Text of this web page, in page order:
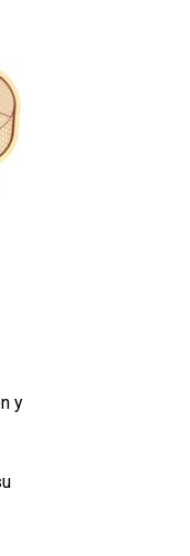
y